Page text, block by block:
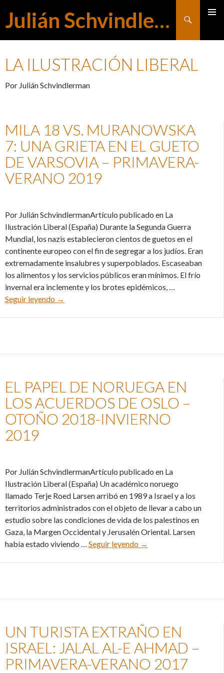
Julián Schvindlerman
Buscar
LA ILUSTRACIÓN LIBERAL
Por Julián Schvindlerman
MILA 18 VS. MURANOWSKA
7: UNA GRIETA EN EL GUETO
DE VARSOVIA – PRIMAVERA-
VERANO 2019
Por Julián SchvindlermanArtículo publicado en La
Ilustración Liberal (España) Durante la Segunda Guerra
Mundial, los nazis establecieron cientos de guetos en el
continente europeo con el fin de segregar a los judíos. Eran
extremadamente insalubres y superpoblados. Escaseaban
los alimentos y los servicios públicos eran mínimos. El frío
invernal era inclemente y los brotes epidémicos, …
Seguir leyendo
Mila 18 vs. Muranowska 7: una grieta en el
→
EL PAPEL DE NORUEGA EN
LOS ACUERDOS DE OSLO –
OTOÑO 2018-INVIERNO
2019
Por Julián SchvindlermanArtículo publicado en La
Ilustración Liberal (España) Un académico noruego
llamado Terje Roed Larsen arribó en 1989 a Israel y a los
territorios administrados con el objeto de llevar a cabo un
estudio sobre las condiciones de vida de los palestinos en
Gaza, la Margen Occidental y Jerusalén Oriental. Larsen
había estado viviendo … Seguir leyendo El papel de Noruega
→
UN TURISTA EXTRAÑO EN
ISRAEL: JALAL AL-E AHMAD –
PRIMAVERA-VERANO 2017